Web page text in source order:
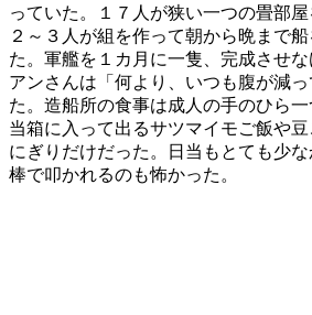
っていた。１７人が狭い一つの畳部屋
２～３人が組を作って朝から晩まで
た。軍艦を１カ月に一隻、完成させな
アンさんは「何より、いつも腹が減
た。造船所の食事は成人の手のひら
当箱に入って出るサツマイモご飯や
にぎりだけだった。日当もとても少
棒で叩かれるのも怖かった。